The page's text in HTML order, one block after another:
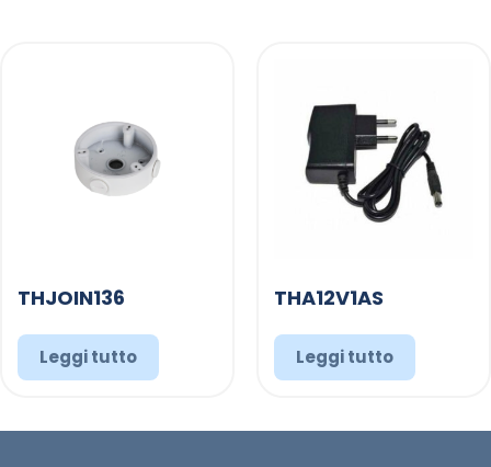
THJOIN136
Leggi tutto
THA12V1AS
Leggi tutto